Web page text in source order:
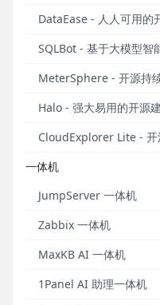
DataEase - 人人可用的
SQLBot - 基于大模型智
MeterSphere - 开源持
Halo - 强大易用的开源
CloudExplorer Lite - 开
一体机
JumpServer 一体机
Zabbix 一体机
MaxKB AI 一体机
1Panel AI 助理一体机
在8月9日举行
发布。
随行付是一家成立
创新”的服务理念
锁、超市连锁、电
均覆盖2000多万持
在移动支付浪潮的
来越厚，这种开发